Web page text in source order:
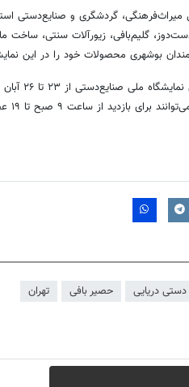
میراث‌فرهنگی، گردشگری و صنایع‌دستی
گلیم‌بافی، زیورآلات سنتی، ساخت
بوشهری محصولات خود را در این
وی بیان
۹ صبح تا ۱۹ عصر از این نمایشگاه بازدید کنند.
دستی دریایی حصیر بافی تهران